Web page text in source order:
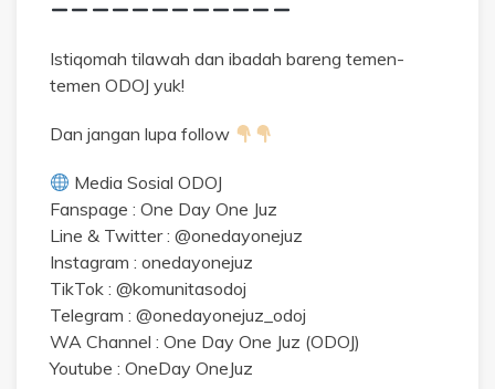
Istiqomah tilawah dan ibadah bareng temen-
temen ODOJ yuk!
Dan jangan lupa follow
Media Sosial ODOJ
Fanspage : One Day One Juz
Line & Twitter : @onedayonejuz
Instagram : onedayonejuz
TikTok : @komunitasodoj
Telegram : @onedayonejuz_odoj
WA Channel : One Day One Juz (ODOJ)
Youtube : OneDay OneJuz